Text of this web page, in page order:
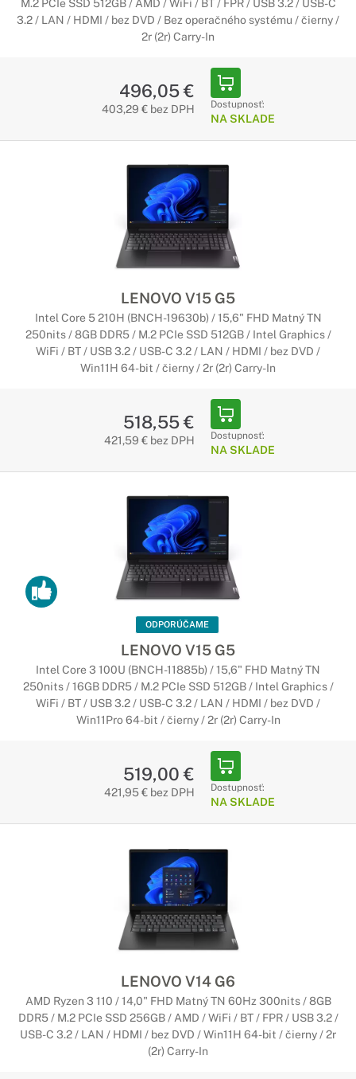
M.2 PCIe SSD 512GB / AMD / WiFi / BT / FPR / USB 3.2 / USB-C
3.2 / LAN / HDMI / bez DVD / Bez operačného systému / čierny /
2r (2r) Carry-In
496,05 €
403,29 € bez DPH Dostupnosť:
NA SKLADE
LENOVO V15 G5
Intel Core 5 210H (BNCH-19630b) / 15,6" FHD Matný TN
250nits / 8GB DDR5 / M.2 PCIe SSD 512GB / Intel Graphics /
WiFi / BT / USB 3.2 / USB-C 3.2 / LAN / HDMI / bez DVD /
Win11H 64-bit / čierny / 2r (2r) Carry-In
518,55 €
421,59 € bez DPH Dostupnosť:
NA SKLADE
ODPORÚČAME
LENOVO V15 G5
Intel Core 3 100U (BNCH-11885b) / 15,6" FHD Matný TN
250nits / 16GB DDR5 / M.2 PCIe SSD 512GB / Intel Graphics /
WiFi / BT / USB 3.2 / USB-C 3.2 / LAN / HDMI / bez DVD /
Win11Pro 64-bit / čierny / 2r (2r) Carry-In
519,00 €
421,95 € bez DPH Dostupnosť:
NA SKLADE
LENOVO V14 G6
AMD Ryzen 3 110 / 14,0" FHD Matný TN 60Hz 300nits / 8GB
DDR5 / M.2 PCIe SSD 256GB / AMD / WiFi / BT / FPR / USB 3.2 /
USB-C 3.2 / LAN / HDMI / bez DVD / Win11H 64-bit / čierny / 2r
(2r) Carry-In